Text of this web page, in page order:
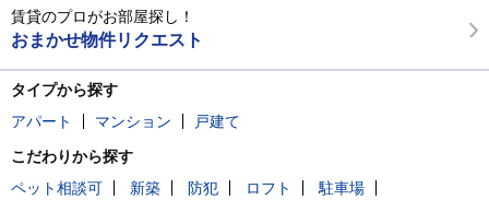
賃貸のプロがお部屋探し！
おまかせ物件リクエスト
タイプから探す
アパート
マンション
戸建て
こだわりから探す
ペット相談可
新築 防犯 ロフト
駐車場